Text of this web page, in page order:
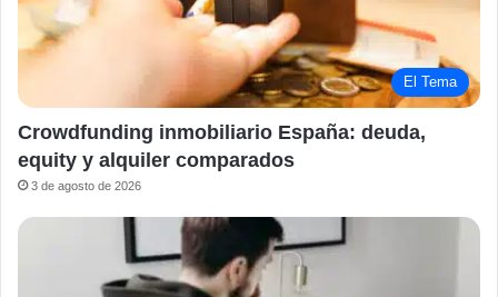
El Tema
Crowdfunding inmobiliario España: deuda,
equity y alquiler comparados
3 de agosto de 2026